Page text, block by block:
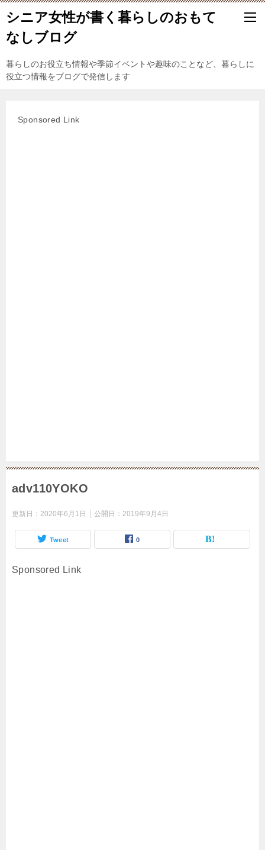
シニア女性が書く暮らしのおもて
なしブログ
暮らしのお役立ち情報や季節イベントや趣味のことなど、暮らしに
役立つ情報をブログで発信します
Sponsored Link
adv110YOKO
更新日： 2020年6月1日 公開日： 2019年9月4日
Tweet 0
Sponsored Link